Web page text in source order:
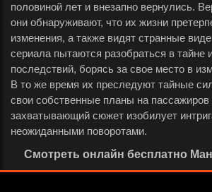
половиной лет и внезапно вернулись.
они обнаруживают, что их жизни
изменения, а также видят странные
сериала пытаются разобраться в тайне
последствий, борясь за свое место в
В то же время их преследуют тайные
свои собственные планы на пассажиров
захватывающий сюжет изобилует
неожиданными поворотами.
Смотреть онлайн бесплатно